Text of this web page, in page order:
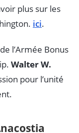
plus sur les
ici.
l’Armée Bonus
Walter W.
pour l’unité